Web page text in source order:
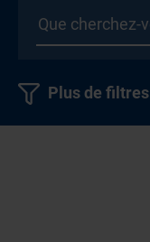
Plus de filtres